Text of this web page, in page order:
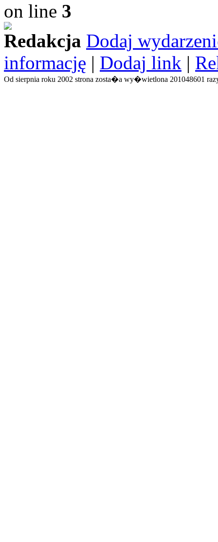
on line 3
Redakcja Dodaj
informację | Dodaj link |
Od sierpnia roku 2002 strona zosta�a wy�wietlona 201048601